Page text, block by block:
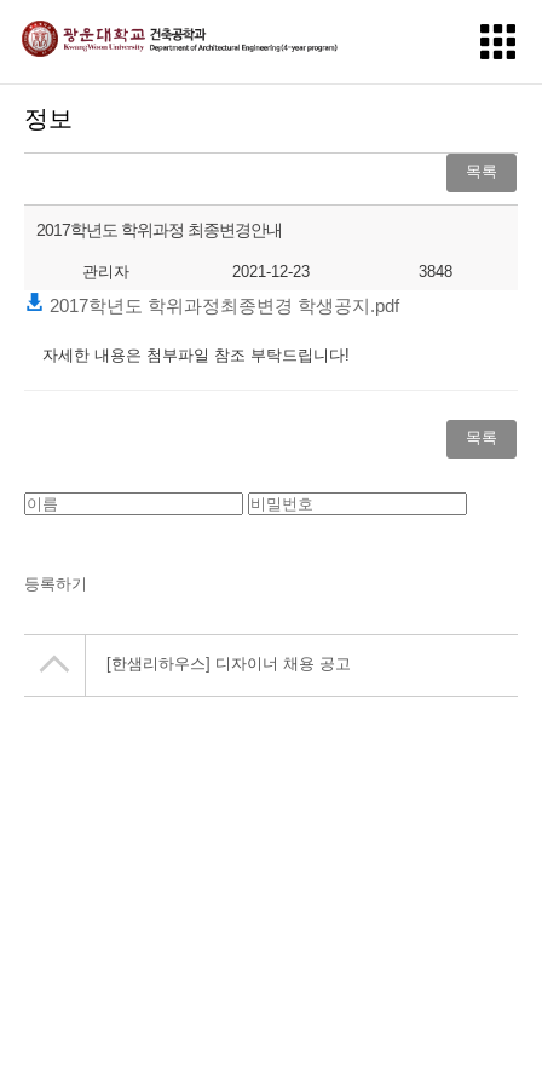
정보
목록
2017학년도 학위과정 최종변경안내
관리자 2021-12-23 3848
2017학년도 학위과정최종변경 학생공지.pdf
자세한 내용은 첨부파일 참조 부탁드립니다!
목록
등록하기
[한샘리하우스] 디자이너 채용 공고